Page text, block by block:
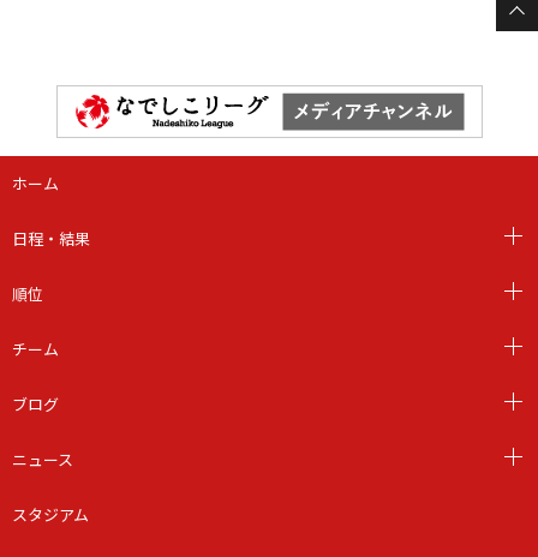
ホーム
日程・結果
順位
チーム
ブログ
ニュース
スタジアム